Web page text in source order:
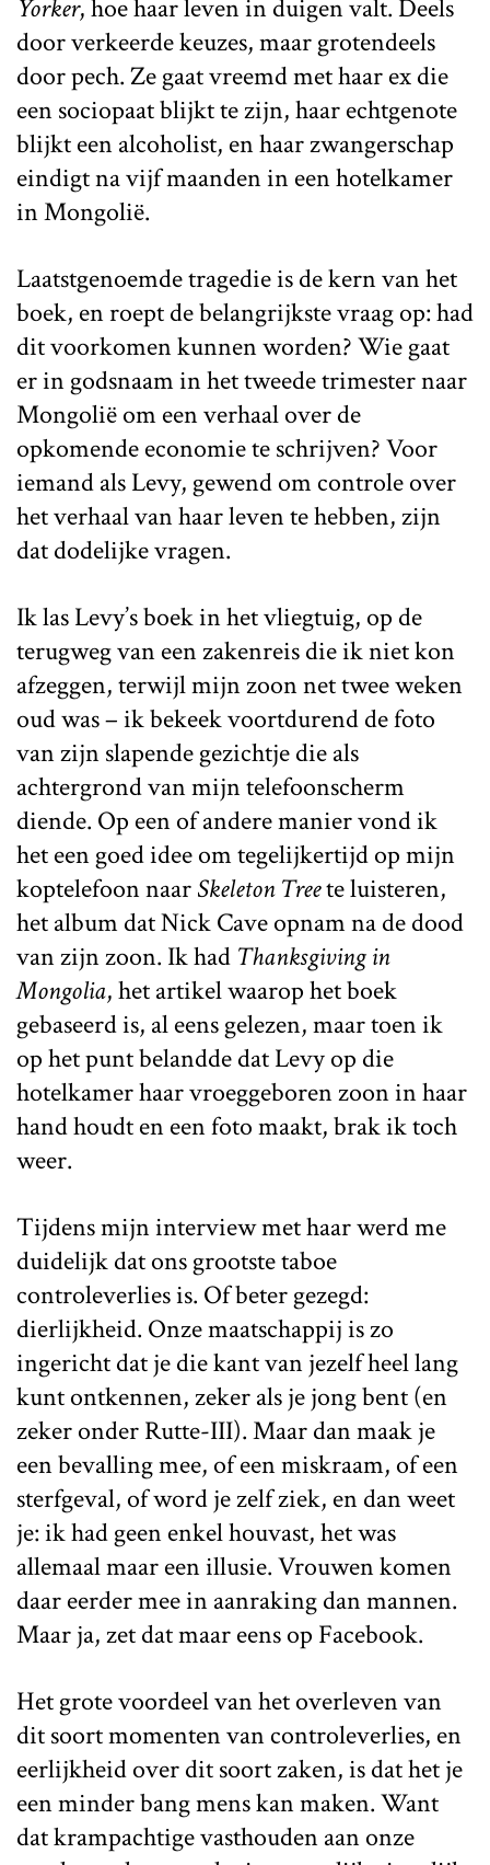
Yorker, hoe haar leven in duigen valt. Deels
door verkeerde keuzes, maar grotendeels
door pech. Ze gaat vreemd met haar ex die
een sociopaat blijkt te zijn, haar echtgenote
blijkt een alcoholist, en haar zwangerschap
eindigt na vijf maanden in een hotelkamer
in Mongolië.
Laatstgenoemde tragedie is de kern van het
boek, en roept de belangrijkste vraag op: had
dit voorkomen kunnen worden? Wie gaat
er in godsnaam in het tweede trimester naar
Mongolië om een verhaal over de
opkomende economie te schrijven? Voor
iemand als Levy, gewend om controle over
het verhaal van haar leven te hebben, zijn
dat dodelijke vragen.
Ik las Levy’s boek in het vliegtuig, op de
terugweg van een zakenreis die ik niet kon
afzeggen, terwijl mijn zoon net twee weken
oud was – ik bekeek voortdurend de foto
van zijn slapende gezichtje die als
achtergrond van mijn telefoonscherm
diende. Op een of andere manier vond ik
het een goed idee om tegelijkertijd op mijn
koptelefoon naarSkeleton Treete luisteren,
het album dat Nick Cave opnam na de dood
van zijn zoon. Ik had Thanksgiving in
Mongolia, het artikel waarop het boek
gebaseerd is, al eens gelezen, maar toen ik
op het punt belandde dat Levy op die
hotelkamer haar vroeggeboren zoon in haar
hand houdt en een foto maakt, brak ik toch
weer.
Tijdens mijn interview met haar werd me
duidelijk dat ons grootste taboe
controleverlies is. Of beter gezegd:
dierlijkheid. Onze maatschappij is zo
ingericht dat je die kant van jezelf heel lang
kunt ontkennen, zeker als je jong bent (en
zeker onder Rutte-III). Maar dan maak je
een bevalling mee, of een miskraam, of een
sterfgeval, of word je zelf ziek, en dan weet
je: ik had geen enkel houvast, het was
allemaal maar een illusie. Vrouwen komen
daar eerder mee in aanraking dan mannen.
Maar ja, zet dat maar eens op Facebook.
Het grote voordeel van het overleven van
dit soort momenten van controleverlies, en
eerlijkheid over dit soort zaken, is dat het je
een minder bang mens kan maken. Want
dat krampachtige vasthouden aan onze